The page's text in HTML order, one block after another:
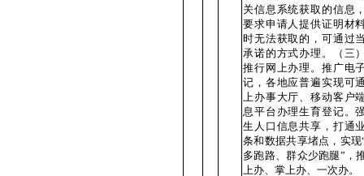
关信息系统获取的信息
要求申请人提供证明材
时无法获取的，可通过
承诺的方式办理。（三
推行网上办理。推广电
记，各地应普遍实现可
上办事大厅、移动客户
息平台办理生育登记。
生人口信息共享，打通
条和数据共享堵点，实现
多跑路、群众少跑腿”，
上办、掌上办、一次办。